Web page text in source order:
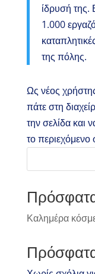
ίδρυσή της.
1.000
της πόλης.
Ως νέος
πάτε στη
την σελίδα και
το
Καλημέρα